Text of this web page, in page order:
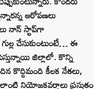
ఆరోపణలు
నాన్‌ స్టాప్‌గా
చేసుకుంటుంటే… ఈ
జిల్లాలో. కొన్ని
కొద్దిమంది కీలక నేతలు,
నియోజకవర్గాలు ప్రస్తుతం